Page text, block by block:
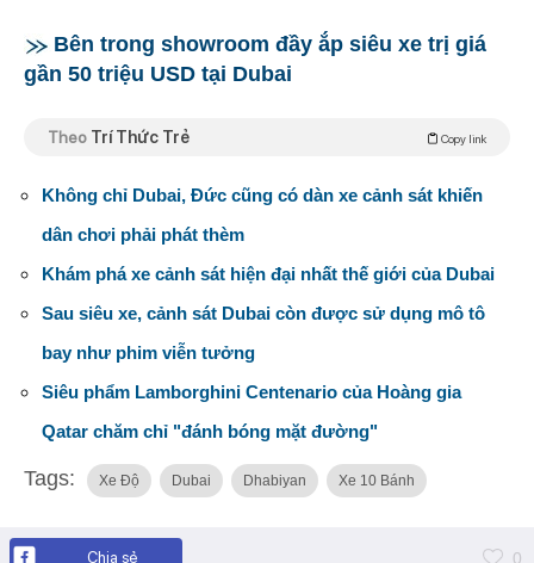
Bên trong showroom đầy ắp siêu xe trị giá
gần 50 triệu USD tại Dubai
Theo Trí Thức Trẻ Copy link
Không chỉ Dubai, Đức cũng có dàn xe cảnh sát khiến
dân chơi phải phát thèm
Khám phá xe cảnh sát hiện đại nhất thế giới của Dubai
Sau siêu xe, cảnh sát Dubai còn được sử dụng mô tô
bay như phim viễn tưởng
Siêu phẩm Lamborghini Centenario của Hoàng gia
Qatar chăm chỉ "đánh bóng mặt đường"
Tags: Xe Độ Dubai Dhabiyan Xe 10 Bánh
Chia sẻ 0